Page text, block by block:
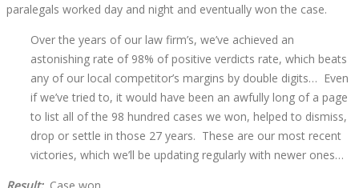
paralegals worked day and night and eventually won the case.
Over the years of our law firm’s, we’ve achieved an
astonishing rate of 98% of positive verdicts rate, which beats
any of our local competitor’s margins by double digits… Even
if we’ve tried to, it would have been an awfully long of a page
to list all of the 98 hundred cases we won, helped to dismiss,
drop or settle in those 27 years. These are our most recent
victories, which we’ll be updating regularly with newer ones…